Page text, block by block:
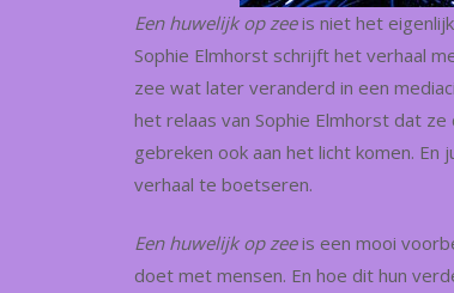
Een huwelijk op zeeis niet het
Sophie Elmhorst schrijft het verhaal
zee wat later veranderd in een
het relaas van Sophie Elmhorst dat
gebreken ook aan het licht komen.
verhaal te boetseren.
Een huwelijk op zeeis een mooi
doet met mensen. En hoe dit hun